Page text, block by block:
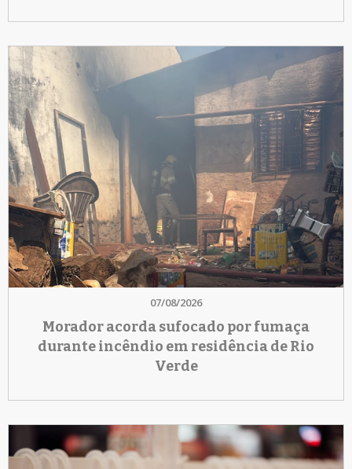
07/08/2026
Morador acorda sufocado por fumaça
durante incêndio em residência de Rio
Verde